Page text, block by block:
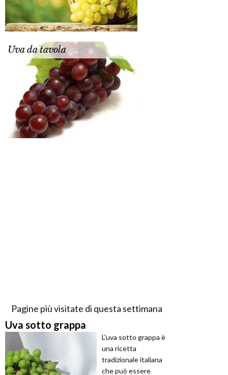
Uva da tavola
Pagine più visitate di questa settimana
Uva sotto grappa
L'uva sotto grappa è
una ricetta
tradizionale italiana
che può essere